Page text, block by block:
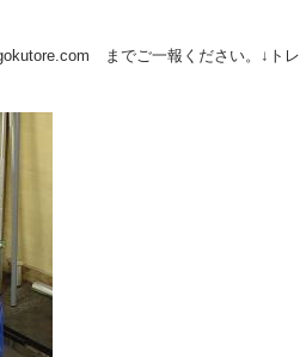
までご一報ください。↓トレ